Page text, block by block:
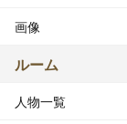
画像
ルーム
人物一覧